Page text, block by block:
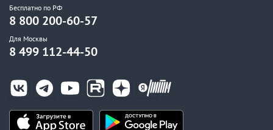
Бесплатно по РФ
8 800 200-60-57
Для Москвы
8 499 112-44-50